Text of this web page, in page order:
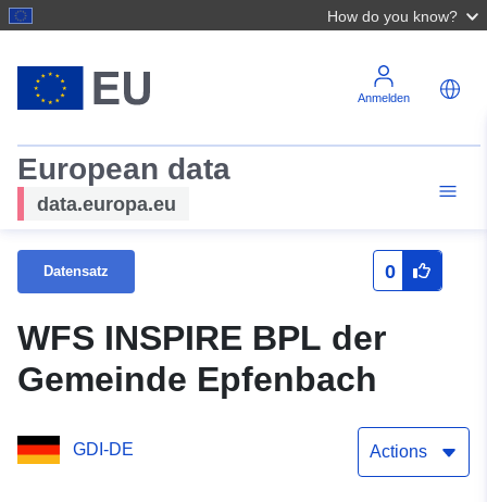
How do you know?
Anmelden
European data
data.europa.eu
Datensatz 0
WFS INSPIRE BPL der
Gemeinde Epfenbach
GDI-DE Actions